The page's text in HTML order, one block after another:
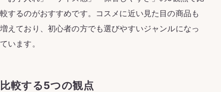
較するのがおすすめです。コスメに近い見た目の商品も
増えており、初心者の方でも選びやすいジャンルになっ
ています。
比較する5つの観点